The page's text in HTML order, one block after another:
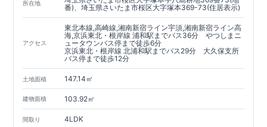
https://www.e-blooming.com/bukken/60075018/
所在地
番)、埼玉県さいたま市桜区大字塚本369-73(住居表示)
アクセス
東北本線,高崎線,湘南新宿ライン宇須,湘南新宿ライン高
海,京浜東北・根岸線 浦和駅までバス36分 やつしまニ
ュータウンバス停まで徒歩6分
京浜東北・根岸線 北浦和駅までバス29分 大久保支所
バス停まで徒歩12分
土地面積 147.14㎡
建物面積 103.92㎡
間取り 4LDK